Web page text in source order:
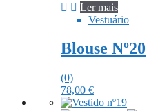
Ler mais
Vestuário
Blouse Nº20
(0)
78,00 €